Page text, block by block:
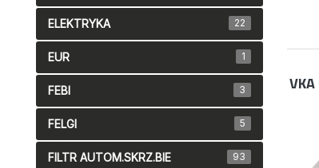
ELEKTRYKA 22
EUR 1
FEBI 3
FELGI 5
FILTR AUTOM.SKRZ.BIE 93